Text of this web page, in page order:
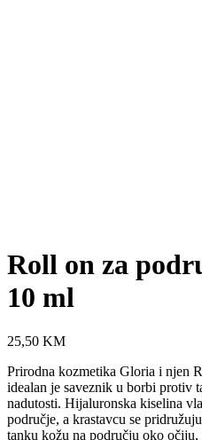
Roll on za
10 ml
25,50 KM
Prirodna kozmetika Gloria i njen
idealan je saveznik u borbi protiv
nadutosti. Hijaluronska kiselina
područje, a krastavcu se
tanku kožu na području oko